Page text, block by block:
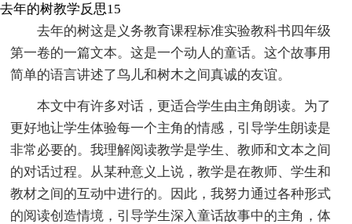
去年的树教学反思15
去年的树这是义务教育课程标准实验教科书四年级
第一卷的一篇文本。这是一个动人的童话。这个故事用
简单的语言讲述了鸟儿和树木之间真诚的友谊。
本文中有许多对话，更适合学生由主角朗读。为了
更好地让学生体验每一个主角的情感，引导学生朗读是
非常必要的。我理解阅读教学是学生、教师和文本之间
的对话过程。从某种意义上说，教学是在教师、学生和
教材之间的互动中进行的。因此，我努力通过各种形式
的阅读创造情境，引导学生深入童话故事中的主角，体